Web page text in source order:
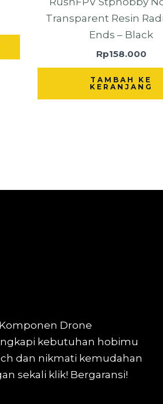
Transparent Resin
Ends – Black
Rp158.000
TAMBAH KE
KERANJANG
Drone
kebutuhan hobimu
dan nikmati kemudahan
sekali klik! Bergaransi!